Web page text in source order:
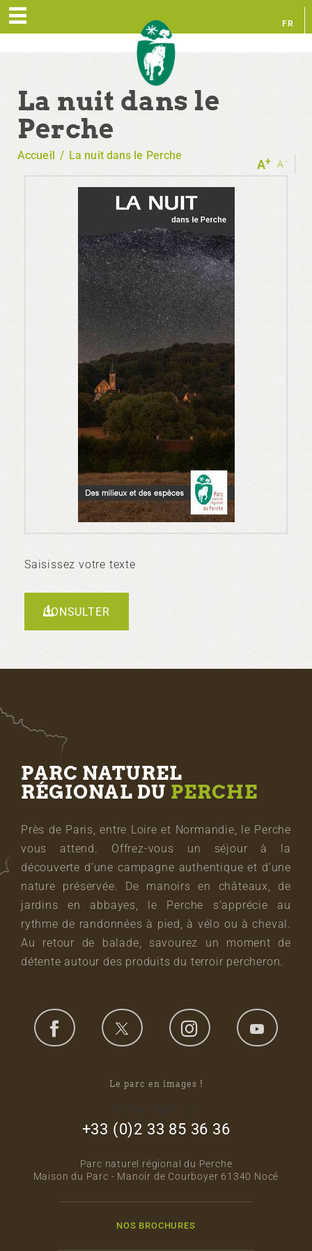
FR
La nuit dans le
Perche
-
A
+
A
Accueil / La nuit dans le Perche
Saisissez votre texte
CONSULTER
PARC NATUREL
RÉGIONAL DU PERCHE
Près de Paris, entre Loire et Normandie, le Perche
vous attend. Offrez-vous un séjour à la
découverte d’une campagne authentique et d’une
nature préservée. De manoirs en châteaux, de
jardins en abbayes, le Perche s’apprécie au
rythme de randonnées à pied, à vélo ou à cheval.
Au retour de balade, savourez un moment de
détente autour des produits du terroir percheron.
Le parc en images !
+33 (0)2 33 85 36 36
Parc naturel régional du Perche
Maison du Parc - Manoir de Courboyer 61340 Nocé
NOS BROCHURES